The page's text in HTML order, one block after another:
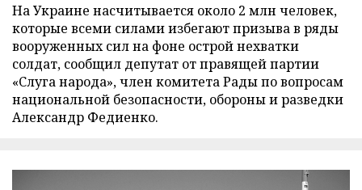
На Украине насчитывается около 2 млн человек,
которые всеми силами избегают призыва в ряды
вооруженных сил на фоне острой нехватки
солдат, сообщил депутат от правящей партии
«Слуга народа», член комитета Рады по вопросам
национальной безопасности, обороны и разведки
Александр Федиенко.